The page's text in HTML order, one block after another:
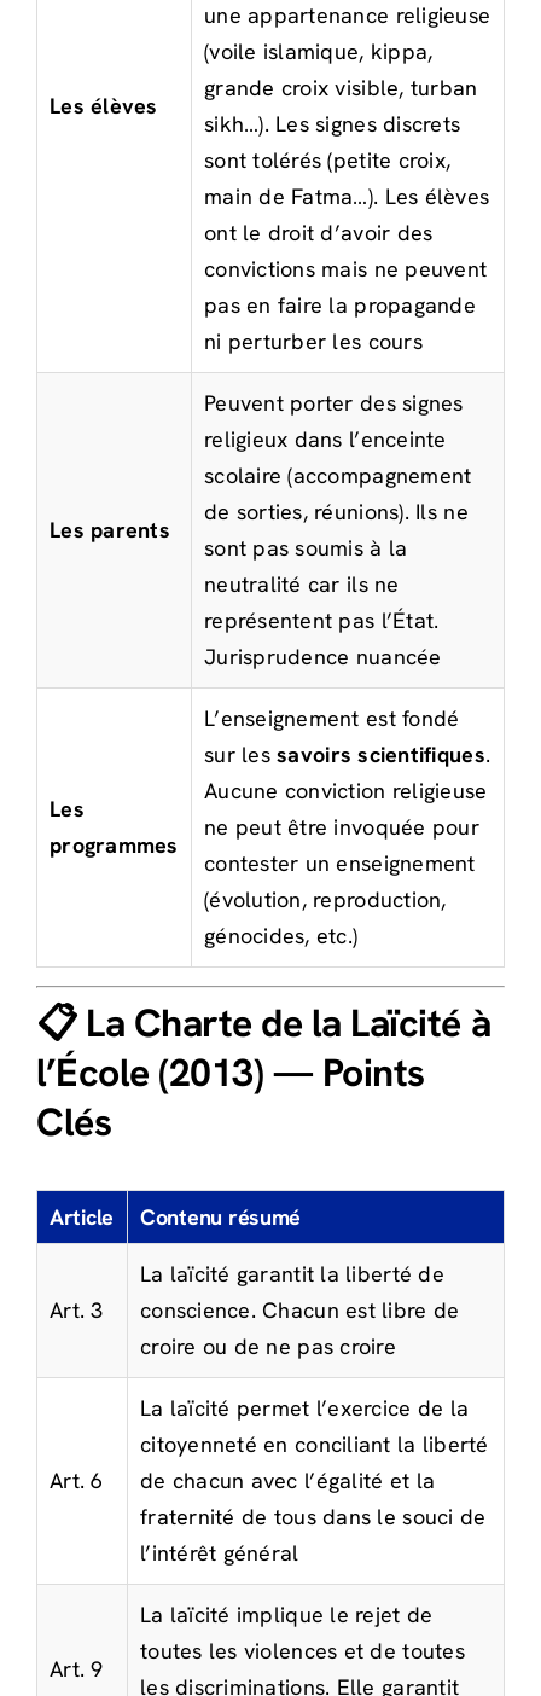
Les élèves
une appartenance religieuse
(voile islamique, kippa,
grande croix visible, turban
sikh…). Les signes discrets
sont tolérés (petite croix,
main de Fatma…). Les élèves
ont le droit d’avoir des
convictions mais ne peuvent
pas en faire la propagande
ni perturber les cours
Les parents
Peuvent porter des signes
religieux dans l’enceinte
scolaire (accompagnement
de sorties, réunions). Ils ne
sont pas soumis à la
neutralité car ils ne
représentent pas l’État.
Jurisprudence nuancée
Les
programmes
L’enseignement est fondé
sur lessavoirs scientifiques.
Aucune conviction religieuse
ne peut être invoquée pour
contester un enseignement
(évolution, reproduction,
génocides, etc.)
📋 La Charte de la Laïcité à
l’École (2013) — Points
Clés
Article Contenu résumé
Art. 3
La laïcité garantit la liberté de
conscience. Chacun est libre de
croire ou de ne pas croire
Art. 6
La laïcité permet l’exercice de la
citoyenneté en conciliant la liberté
de chacun avec l’égalité et la
fraternité de tous dans le souci de
l’intérêt général
Art. 9
La laïcité implique le rejet de
toutes les violences et de toutes
les discriminations. Elle garantit